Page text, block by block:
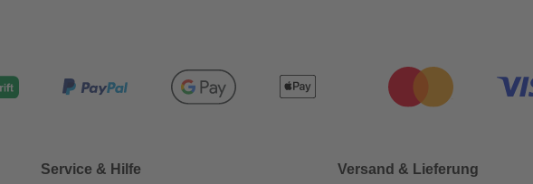
Service & Hilfe Versand & Lieferung